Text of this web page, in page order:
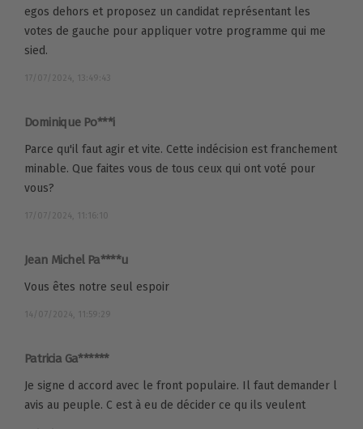
egos dehors et proposez un candidat représentant les
votes de gauche pour appliquer votre programme qui me
sied.
17/07/2024, 13:49:43
Dominique Po***i
Parce qu'il faut agir et vite. Cette indécision est franchement
minable. Que faites vous de tous ceux qui ont voté pour
vous?
17/07/2024, 11:16:10
Jean Michel Pa****u
Vous êtes notre seul espoir
14/07/2024, 11:59:29
Patricia Ga******
Je signe d accord avec le front populaire. Il faut demander l
avis au peuple. C est à eu de décider ce qu ils veulent